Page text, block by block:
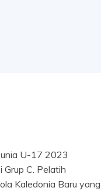
U-17 2023
C. Pelatih
Kaledonia Baru yang